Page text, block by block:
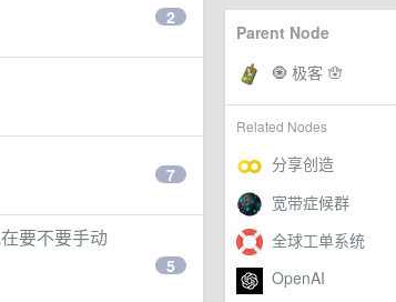
Parent Node
Related Nodes
2
7
要不要手动
5